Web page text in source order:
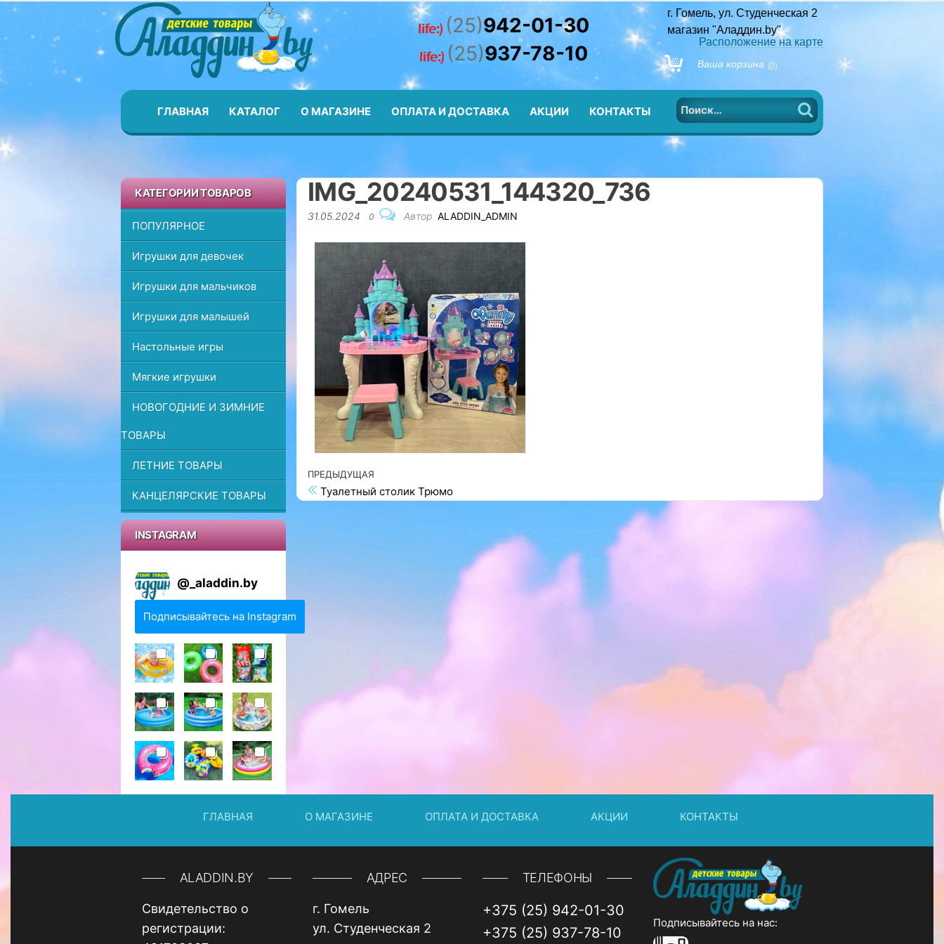
П
а
а
к
р
ы
т
ь
н
в
и
г
а
ц
и
ю
Aladdin.by (25)942-01-30
(25)937-78-10
г. Гомель, ул. Студенческая 2
магазин "Аладдин.by"
Расположение на карте
Ваша корзина (0)
Найти:
ГЛАВНАЯ КАТАЛОГ О МАГАЗИНЕ ОПЛАТА И ДОСТАВКА АКЦИИ КОНТАКТЫ
IMG_20240531_144320_736
31.05.2024 0 Автор ALADDIN_ADMIN
Навигация по записям
Предыдущая запись
ПРЕДЫДУЩАЯ
Туалетный столик Трюмо
КАТЕГОРИИ ТОВАРОВ
ПОПУЛЯРНОЕ
Игрушки для девочек
Игрушки для мальчиков
Игрушки для малышей
Настольные игры
Мягкие игрушки
НОВОГОДНИЕ И ЗИМНИЕ
ТОВАРЫ
ЛЕТНИЕ ТОВАРЫ
КАНЦЕЛЯРСКИЕ ТОВАРЫ
INSTAGRAM
@ _aladdin.by
Подписывайтесь на Instagram
ГЛАВНАЯ О МАГАЗИНЕ ОПЛАТА И ДОСТАВКА АКЦИИ КОНТАКТЫ
Подписывайтесь на нас:
ТЕЛЕФОНЫ
+375 (25) 942-01-30
+375 (25) 937-78-10
АДРЕС
г. Гомель
ул. Студенческая 2
ALADDIN.BY
Свидетельство о
регистрации: